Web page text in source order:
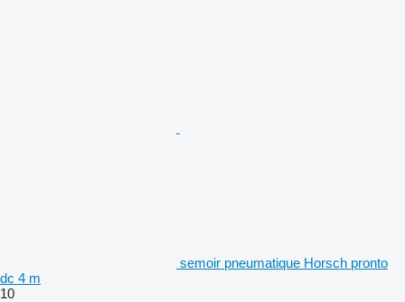
semoir pneumatique Horsch pronto
dc 4 m
10